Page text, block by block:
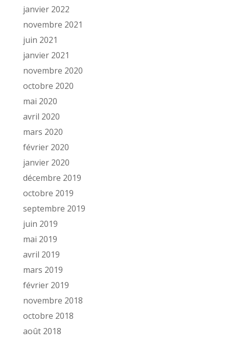
janvier 2022
novembre 2021
juin 2021
janvier 2021
novembre 2020
octobre 2020
mai 2020
avril 2020
mars 2020
février 2020
janvier 2020
décembre 2019
octobre 2019
septembre 2019
juin 2019
mai 2019
avril 2019
mars 2019
février 2019
novembre 2018
octobre 2018
août 2018